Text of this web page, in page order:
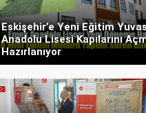
Eskişehir’e Yeni Eğitim
Anadolu Lisesi Kapılarını
Hazırlanıyor